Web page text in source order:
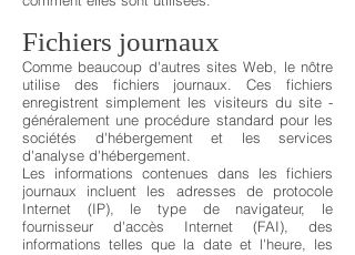
Fichiers journaux
Comme beaucoup d'autres sites Web, le nôtre
utilise des fichiers journaux. Ces fichiers
enregistrent simplement les visiteurs du site -
généralement une procédure standard pour les
sociétés d'hébergement et les services
d'analyse d'hébergement.
Les informations contenues dans les fichiers
journaux incluent les adresses de protocole
Internet (IP), le type de navigateur, le
fournisseur d'accès Internet (FAI), des
informations telles que la date et l'heure, les